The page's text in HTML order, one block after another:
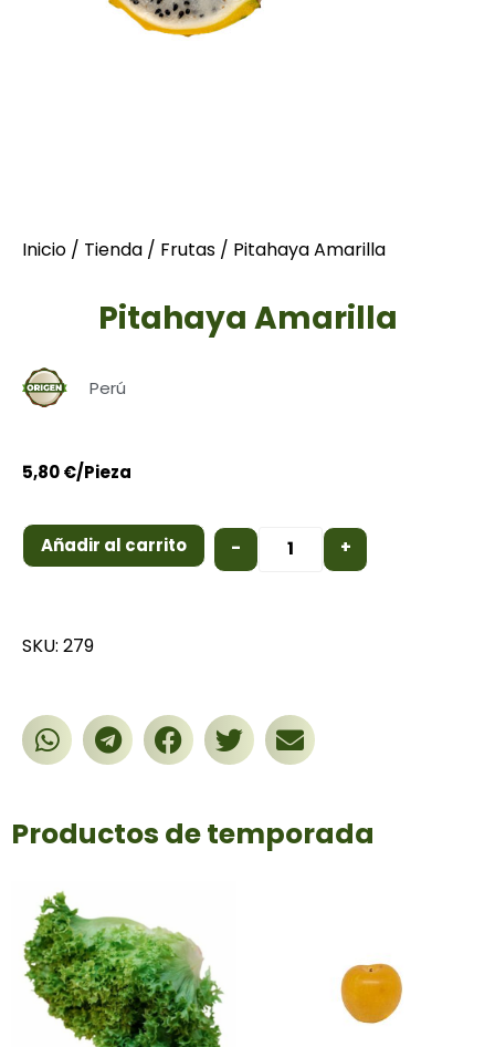
Inicio / Tienda / Frutas / Pitahaya Amarilla
Pitahaya Amarilla
Perú
5,80€/Pieza
- +
Añadir al carrito
SKU: 279
Productos de temporada